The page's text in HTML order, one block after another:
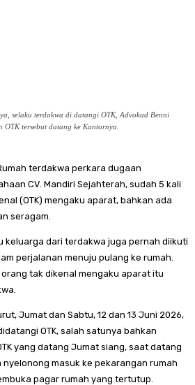
selaku terdakwa di datangi OTK, Advokad Benni
tersebut datang ke Kantornya.
terdakwa perkara dugaan
CV. Mandiri Sejahterah, sudah 5 kali
(OTK) mengaku aparat, bahkan ada
seragam.
keluarga dari terdakwa juga pernah diikuti
perjalanan menuju pulang ke rumah.
tak dikenal mengaku aparat itu
Jumat dan Sabtu, 12 dan 13 Juni 2026,
OTK, salah satunya bahkan
yang datang Jumat siang, saat datang
masuk ke pekarangan rumah
pagar rumah yang tertutup.